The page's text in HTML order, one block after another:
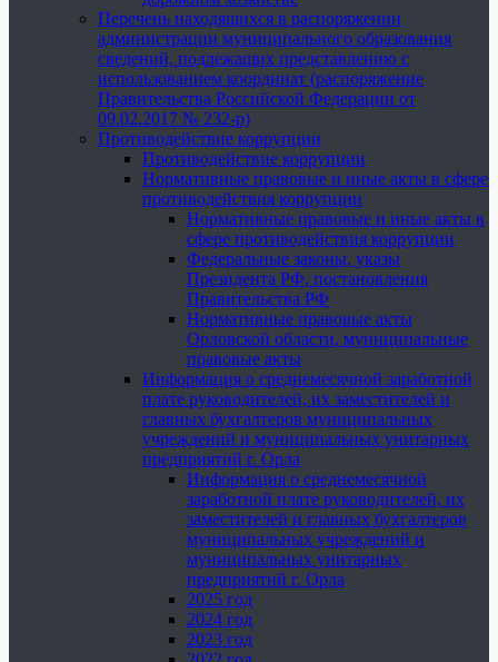
Перечень находящихся в распоряжении
администрации муниципального образования
сведений, подлежащих представлению с
использованием координат (распоряжение
Правительства Российской Федерации от
09.02.2017 № 232-р)
Противодействие коррупции
Противодействие коррупции
Нормативные правовые и иные акты в сфере
противодействия коррупции
Нормативные правовые и иные акты в
сфере противодействия коррупции
Федеральные законы, указы
Президента РФ, постановления
Правительства РФ
Нормативные правовые акты
Орловской области, муниципальные
правовые акты
Информация о среднемесячной заработной
плате руководителей, их заместителей и
главных бухгалтеров муниципальных
учреждений и муниципальных унитарных
предприятий г. Орла
Информация о среднемесячной
заработной плате руководителей, их
заместителей и главных бухгалтеров
муниципальных учреждений и
муниципальных унитарных
предприятий г. Орла
2025 год
2024 год
2023 год